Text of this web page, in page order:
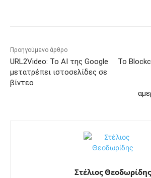
Προηγούμενο άρθρο
URL2Video: Το AI της Google
μετατρέπει ιστοσελίδες σε
βίντεο
Το
Στέλιος Θεοδωρίδης